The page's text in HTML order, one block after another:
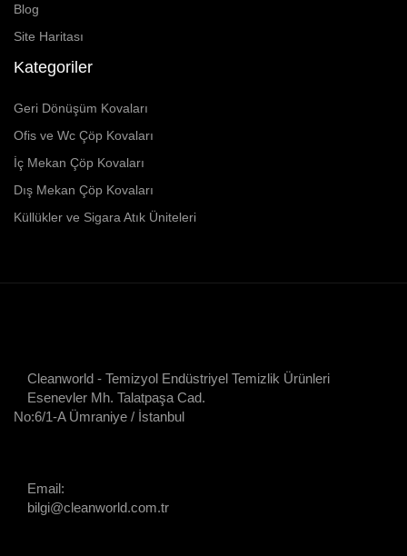
Blog
Site Haritası
Kategoriler
Geri Dönüşüm Kovaları
Ofis ve Wc Çöp Kovaları
İç Mekan Çöp Kovaları
Dış Mekan Çöp Kovaları
Küllükler ve Sigara Atık Üniteleri
Cleanworld - Temizyol Endüstriyel Temizlik Ürünleri
Esenevler Mh. Talatpaşa Cad.
No:6/1-A Ümraniye / İstanbul
Email:
bilgi@cleanworld.com.tr